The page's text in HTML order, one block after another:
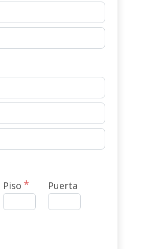
Piso Puerta